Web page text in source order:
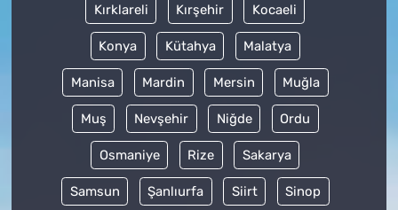
Kırklareli Kırşehir Kocaeli
Konya Kütahya Malatya
Manisa Mardin Mersin Muğla
Muş Nevşehir Niğde Ordu
Osmaniye Rize Sakarya
Samsun Şanlıurfa Siirt Sinop